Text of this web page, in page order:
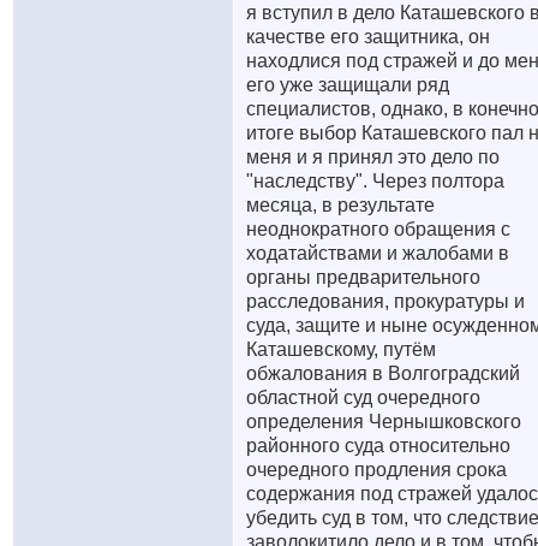
я вступил в дело Каташевского
качестве его защитника, он
находлися под стражей и до
его уже защищали ряд
специалистов, однако, в
итоге выбор Каташевского пал
меня и я принял это дело по
"наследству". Через полтора
месяца, в результате
неоднократного обращения с
ходатайствами и жалобами в
органы предварительного
расследования, прокуратуры и
суда, защите и ныне
Каташевскому, путём
обжалования в Волгоградский
областной суд очередного
определения Чернышковского
районного суда относительно
очередного продления срока
содержания под стражей
убедить суд в том, что следствие
заволокитило дело и в том,